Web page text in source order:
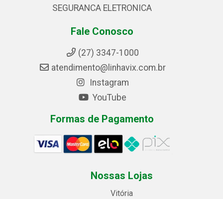
SEGURANCA ELETRONICA
Fale Conosco
(27) 3347-1000
atendimento@linhavix.com.br
Instagram
YouTube
Formas de Pagamento
Nossas Lojas
Vitória